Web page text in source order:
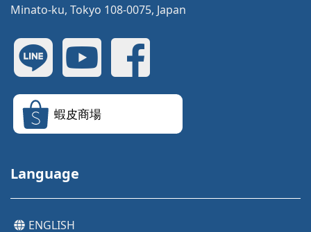
Minato-ku, Tokyo 108-0075, Japan
蝦皮商場
Language
ENGLISH